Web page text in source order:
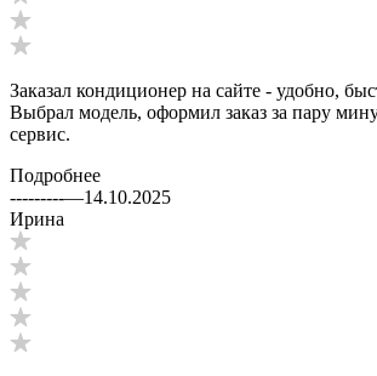
Заказал кондиционер на сайте - удобно,
Выбрал модель, оформил заказ за пару
сервис.
Подробнее
---------—14.10.2025
Ирина